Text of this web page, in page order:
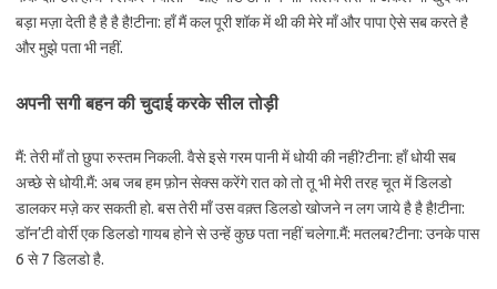
बड़ा मज़ा देती है है है है!टीना: हाँ मैं कल पूरी शॉक में थी की मेरे माँ और पापा ऐसे सब करते है
और मुझे पता भी नहीं.
अपनी सगी बहन की चुदाई करके सील तोड़ी
मैं: तेरी माँ तो छुपा रुस्तम निकली. वैसे इसे गरम पानी में धोयी की नहीं?टीना: हाँ धोयी सब
अच्छे से धोयी.मैं: अब जब हम फ़ोन सेक्स करेंगे रात को तो तू भी मेरी तरह चूत में डिलडो
डालकर मज़े कर सकती हो. बस तेरी माँ उस वक़्त डिलडो खोजने न लग जाये है है है!टीना:
डॉन’टी वोर्री एक डिलडो गायब होने से उन्हें कुछ पता नहीं चलेगा.मैं: मतलब?टीना: उनके पास
6 से 7 डिलडो है.